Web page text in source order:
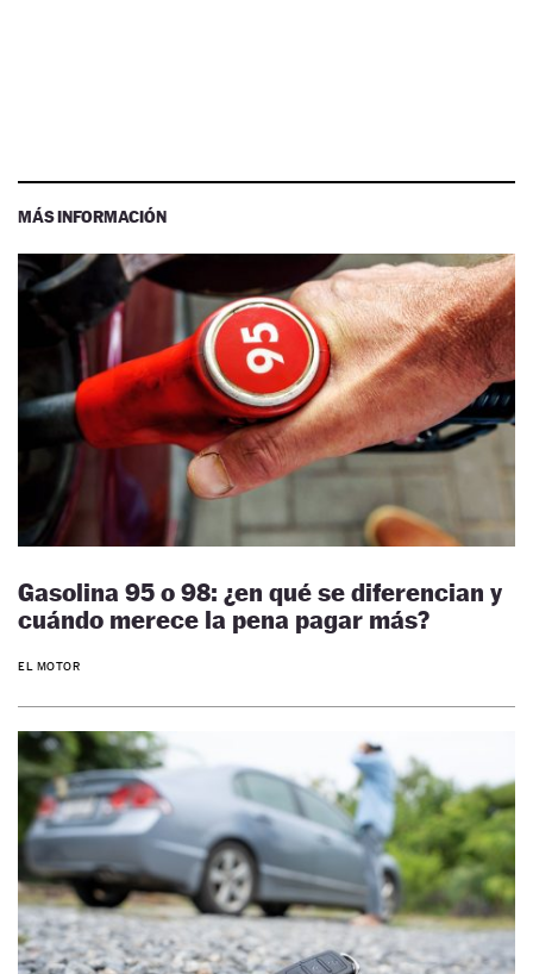
MÁS INFORMACIÓN
Gasolina 95 o 98: ¿en qué se diferencian y
cuándo merece la pena pagar más?
EL MOTOR